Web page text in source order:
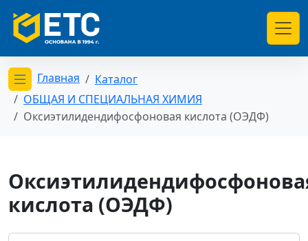
Открыть меню категорий
Главная
Каталог
ОБЩАЯ И СПЕЦИАЛЬНАЯ ХИМИЯ
Оксиэтилидендифосфоновая кислота (ОЭДФ)
кислота (ОЭДФ)